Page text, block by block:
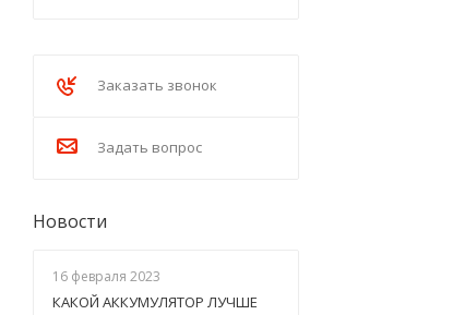
Заказать звонок
Задать вопрос
Новости
16 февраля 2023
КАКОЙ АККУМУЛЯТОР ЛУЧШЕ